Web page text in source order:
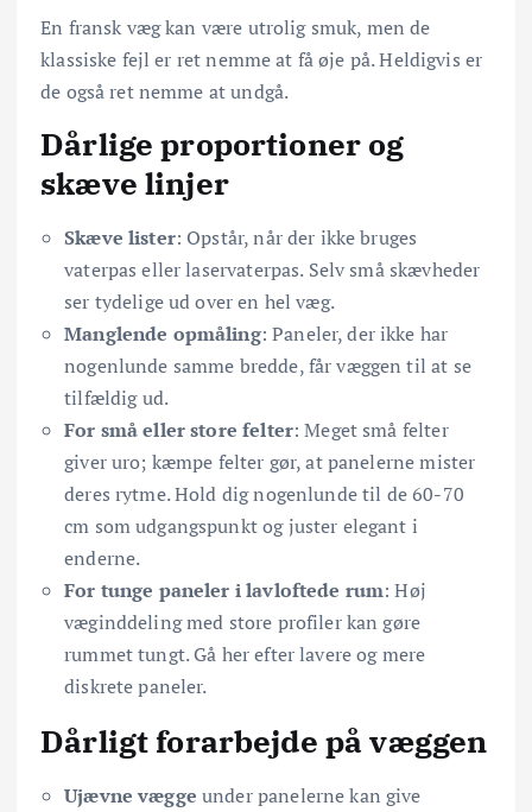
En fransk væg kan være utrolig smuk, men de
klassiske fejl er ret nemme at få øje på. Heldigvis er
de også ret nemme at undgå.
Dårlige proportioner og
skæve linjer
Skæve lister: Opstår, når der ikke bruges
vaterpas eller laservaterpas. Selv små skævheder
ser tydelige ud over en hel væg.
Manglende opmåling: Paneler, der ikke har
nogenlunde samme bredde, får væggen til at se
tilfældig ud.
For små eller store felter: Meget små felter
giver uro; kæmpe felter gør, at panelerne mister
deres rytme. Hold dig nogenlunde til de 60-70
cm som udgangspunkt og juster elegant i
enderne.
For tunge paneler i lavloftede rum: Høj
væginddeling med store profiler kan gøre
rummet tungt. Gå her efter lavere og mere
diskrete paneler.
Dårligt forarbejde på væggen
Ujævne vægge under panelerne kan give